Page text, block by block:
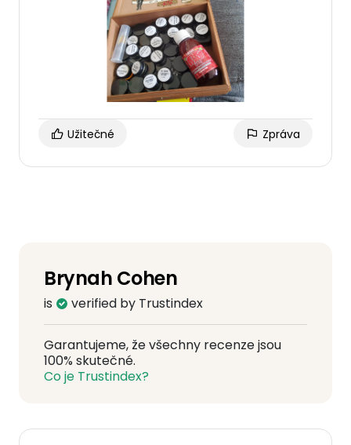
Užitečné Zpráva
Brynah Cohen
is verified by Trustindex
Garantujeme, že všechny recenze jsou
100% skutečné.
Co je Trustindex?